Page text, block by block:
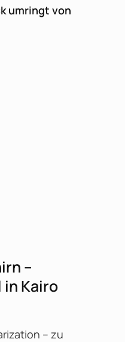
–
in Kairo
– zu